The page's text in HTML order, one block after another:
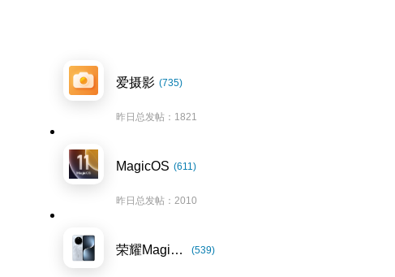
爱摄影 (735)
昨日总发帖：1821
MagicOS (611)
昨日总发帖：2010
荣耀Magic7系列 (539)